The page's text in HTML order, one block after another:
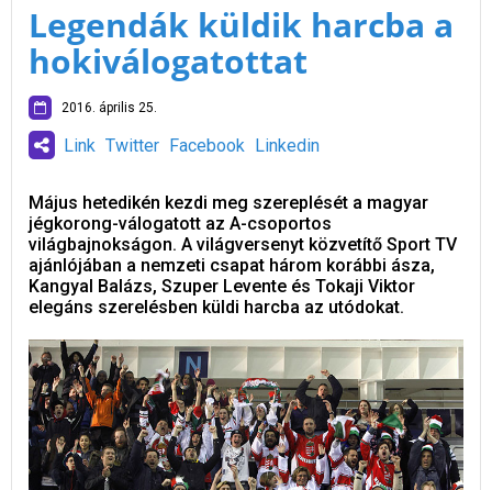
Legendák küldik harcba a
hokiválogatottat
2016. április 25.
Link Twitter Facebook Linkedin
Május hetedikén kezdi meg szereplését a magyar
jégkorong-válogatott az A-csoportos
világbajnokságon. A világversenyt közvetítő Sport TV
ajánlójában a nemzeti csapat három korábbi ásza,
Kangyal Balázs, Szuper Levente és Tokaji Viktor
elegáns szerelésben küldi harcba az utódokat.